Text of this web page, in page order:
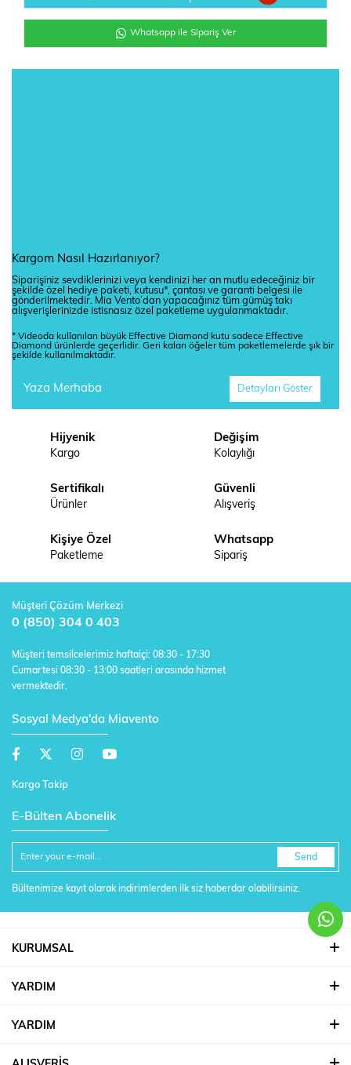
Whatsapp ile Sipariş Ver
Kargom Nasıl Hazırlanıyor?
Siparişiniz sevdiklerinizi veya kendinizi her an mutlu edeceğiniz bir
şekilde özel hediye paketi, kutusu*, çantası ve garanti belgesi ile
gönderilmektedir. Mia Vento’dan yapacağınız tüm gümüş takı
alışverişlerinizde istisnasız özel paketleme uygulanmaktadır.
* Videoda kullanılan büyük Effective Diamond kutu sadece Effective
Diamond ürünlerde geçerlidir. Geri kalan öğeler tüm paketlemelerde şık bir
şekilde kullanılmaktadır.
Yaza Merhaba Detayları Göster
Hijyenik
Kargo
Değişim
Kolaylığı
Sertifikalı
Ürünler
Güvenli
Alışveriş
Kişiye Özel
Paketleme
Whatsapp
Sipariş
Müşteri Çözüm Merkezi
0 (850) 304 0 403
Müşteri temsilcelerimiz haftaiçi: 08:30 - 17:30
Cumartesi 08:30 - 13:00 saatleri arasında hizmet
vermektedir.
Sosyal Medya'da Miavento
Kargo Takip
E-Bülten Abonelik
Send
Bültenimize kayıt olarak indirimlerden ilk siz haberdar olabilirsiniz.
KURUMSAL
YARDIM
YARDIM